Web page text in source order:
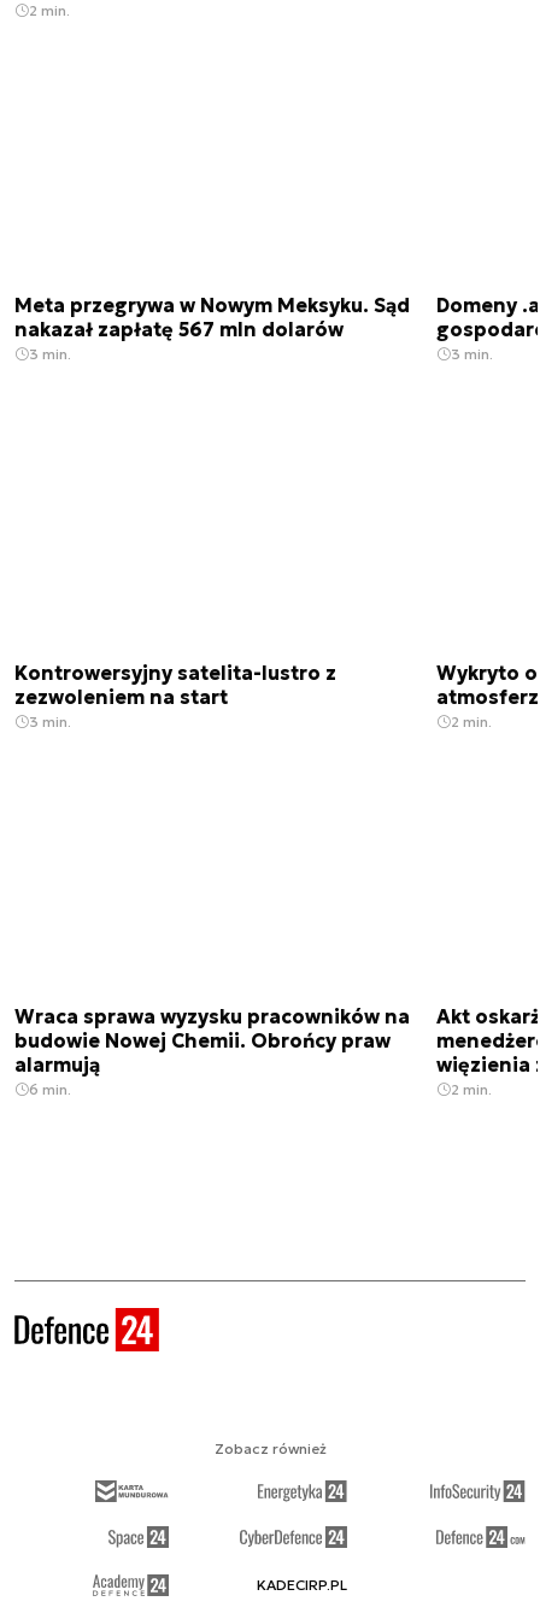
2 min.
Meta przegrywa w Nowym Meksyku. Sąd
nakazał zapłatę 567 mln dolarów
3 min.
Domeny
3 min.
Kontrowersyjny satelita-lustro z
zezwoleniem na start
3 min.
Wykryto
2 min.
Wraca sprawa wyzysku pracowników na
budowie Nowej Chemii. Obrońcy praw
alarmują
6 min.
Akt
więzienia
2 min.
Zobacz również
KADECIRP.PL